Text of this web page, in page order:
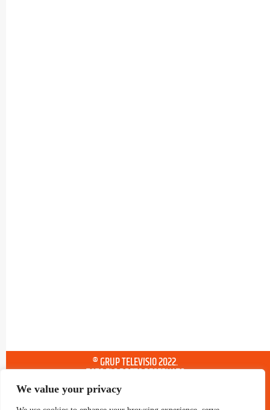
We value your privacy
® GRUP TELEVISIO 2022.
TOTS ELS DRETS RESERVATS